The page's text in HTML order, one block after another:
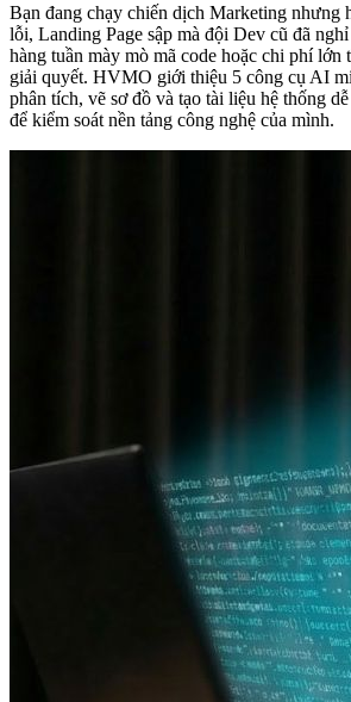
Bạn đang chạy chiến dịch Marketing nhưng
lỗi, Landing Page sập mà đội Dev cũ đã
hàng tuần mày mò mã code hoặc chi phí lớn
giải quyết. HVMO giới thiệu 5 công cụ AI
phân tích, vẽ sơ đồ và tạo tài liệu hệ thống
để kiểm soát nền tảng công nghệ của mình.